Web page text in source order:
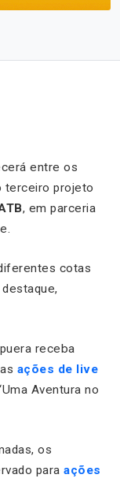
entre os
terceiro projeto
, em parceria
cotas
receba
ações de live
Aventura no
os
para ações